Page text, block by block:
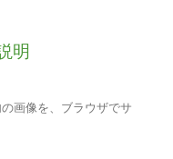
明
画像を、ブラウザでサ